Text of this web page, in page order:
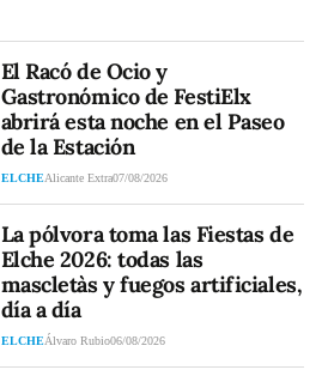
El Racó de Ocio y
Gastronómico de FestiElx
abrirá esta noche en el Paseo
de la Estación
ELCHEAlicante Extra07/08/2026
La pólvora toma las Fiestas de
Elche 2026: todas las
mascletàs y fuegos artificiales,
día a día
ELCHEÁlvaro Rubio06/08/2026